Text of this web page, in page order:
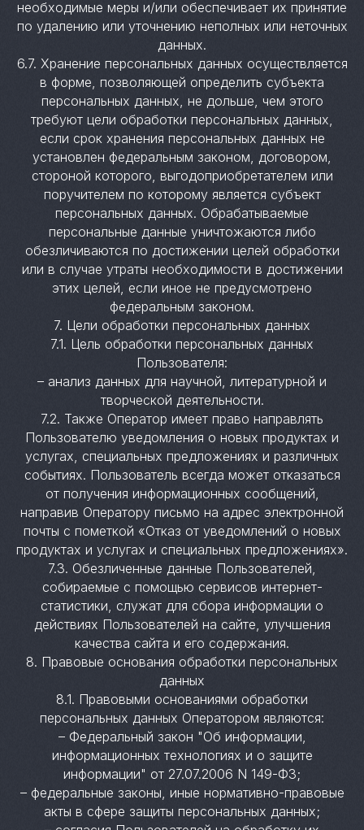
необходимые меры и/или обеспечивает их принятие
по удалению или уточнению неполных или неточных
данных.
6.7. Хранение персональных данных осуществляется
в форме, позволяющей определить субъекта
персональных данных, не дольше, чем этого
требуют цели обработки персональных данных,
если срок хранения персональных данных не
установлен федеральным законом, договором,
стороной которого, выгодоприобретателем или
поручителем по которому является субъект
персональных данных. Обрабатываемые
персональные данные уничтожаются либо
обезличиваются по достижении целей обработки
или в случае утраты необходимости в достижении
этих целей, если иное не предусмотрено
федеральным законом.
7. Цели обработки персональных данных
7.1. Цель обработки персональных данных
Пользователя:
– анализ данных для научной, литературной и
творческой деятельности.
7.2. Также Оператор имеет право направлять
Пользователю уведомления о новых продуктах и
услугах, специальных предложениях и различных
событиях. Пользователь всегда может отказаться
от получения информационных сообщений,
направив Оператору письмо на адрес электронной
почты с пометкой «Отказ от уведомлений о новых
продуктах и услугах и специальных предложениях».
7.3. Обезличенные данные Пользователей,
собираемые с помощью сервисов интернет-
статистики, служат для сбора информации о
действиях Пользователей на сайте, улучшения
качества сайта и его содержания.
8. Правовые основания обработки персональных
данных
8.1. Правовыми основаниями обработки
персональных данных Оператором являются:
– Федеральный закон "Об информации,
информационных технологиях и о защите
информации" от 27.07.2006 N 149-ФЗ;
– федеральные законы, иные нормативно-правовые
акты в сфере защиты персональных данных;